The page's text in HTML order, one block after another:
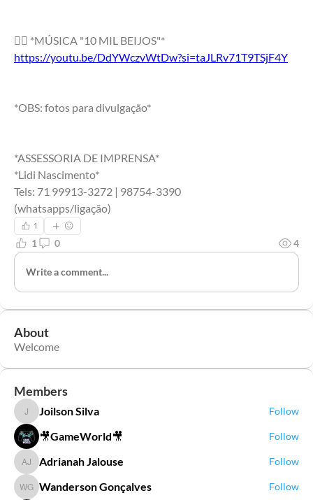
👉🏼 *MÚSICA "10 MIL BEIJOS"*
https://youtu.be/DdYWczvWtDw?si=taJLRv71T9TSjF4Y
*OBS: fotos para divulgação*
*ASSESSORIA DE IMPRENSA*
*Lidi Nascimento*
Tels: 71 99913-3272 | 98754-3390
(whatsapps/ligação)
1
1 0 4
Write a comment...
About
Welcome
Members
Joilson Silva
Joilson Silva Follow
🎥GameWorld🎥 Follow
Adrianah Jalouse
Adrianah Jalouse Follow
Wanderson Gonçalves
Wanderson Gonçalves Follow